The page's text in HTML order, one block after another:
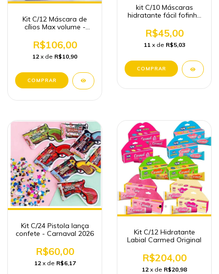
Kit C/12 Máscara de
cílios Max volume -
R$106,00
12 x de R$10,90
kit C/10 Máscaras
hidratante fácil fofinha
R$45,00
11 x de R$5,03
Kit C/24 Pistola lança
confete - Carnaval 2026
R$60,00
12 x de R$6,17
Kit C/12 Hidratante
Labial Carmed Original
R$204,00
12 x de R$20,98